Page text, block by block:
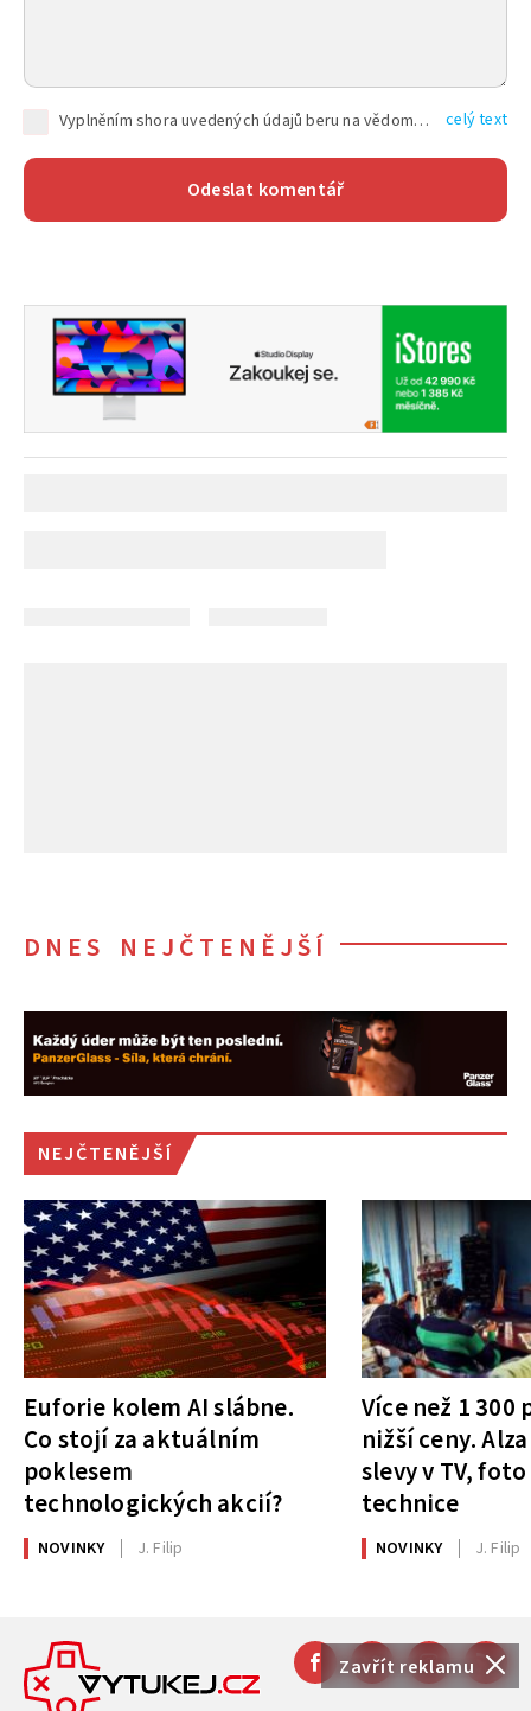
Zavřít reklamu
Vyplněním shora uvedených údajů beru na vědomí, že společnost TEXT FACTORY s.r.o., sídlem Brno, Durďákova 336/29, Černá Pole, PSČ: 613 00, IČ: 06157831, zapsané u Krajského soudu v Brně, oddíl C, vložka 100399, bude zpracovávat mé osobní údaje uvedené v rámci mnou vyplněného registračního formuláře na základě oprávněných zájmů TEXT FACTORY s.r.o. dle čl. 6 odst. 1 písm. f) GDPR a pro splnění právních povinností (čl. 6 odst. 1 písm. c) GDPR), a to pro tyto účely: nezbytnost zajistit oprávnění návštěvníka webových stránek provozovaných společností TEXT FACTORY s.r.o. přispívat aktivně ke zveřejněným článkům nebo v rámci diskusních fór a výkon práv TEXT FACTORY s.r.o. jako administrátora těchto diskusních fór. Více informací o zpracování osobních údajů a právech lze nalézt v celý text
DNES NEJČTENĚJŠÍ
NEJČTENĚJŠÍ
Euforie kolem AI slábne.
Co stojí za aktuálním
poklesem
technologických akcií?
NOVINKY J. Filip
Více než 1
nižší ceny.
slevy v TV,
technice
NOVINKY J. Filip